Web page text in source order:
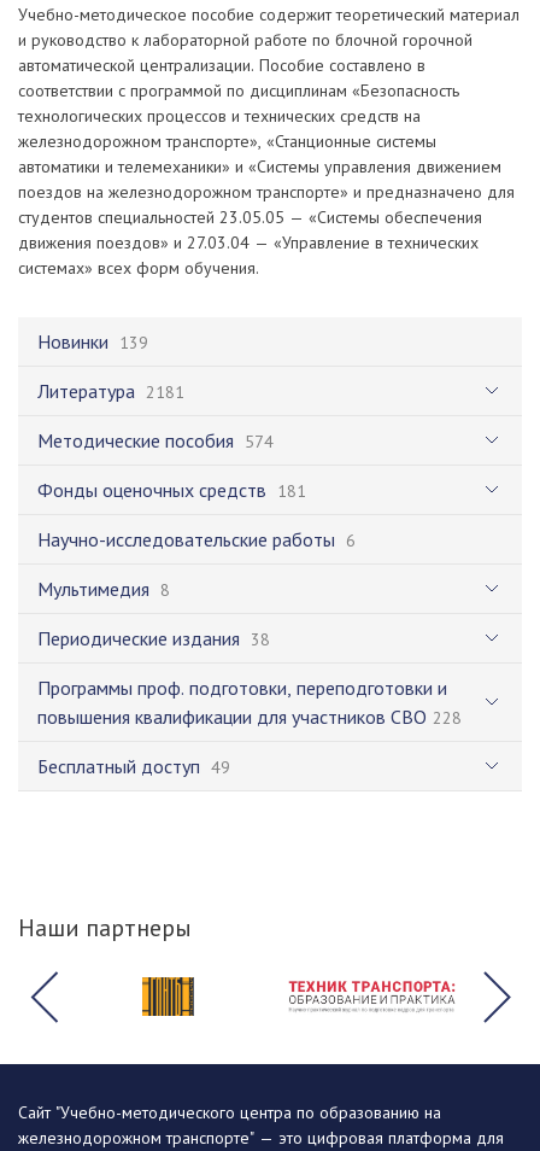
Новинки 139
Литература 2181
Методические пособия 574
Фонды оценочных средств 181
Научно-исследовательские работы 6
Мультимедия 8
Периодические издания 38
Программы проф. подготовки, переподготовки и
повышения квалификации для участников СВО 228
Бесплатный доступ 49
Учебно-методическое пособие содержит теоретический материал
и руководство к лабораторной работе по блочной горочной
автоматической централизации. Пособие составлено в
соответствии с программой по дисциплинам «Безопасность
технологических процессов и технических средств на
железнодорожном транспорте», «Станционные системы
автоматики и телемеханики» и «Системы управления движением
поездов на железнодорожном транспорте» и предназначено для
студентов специальностей 23.05.05 — «Системы обеспечения
движения поездов» и 27.03.04 — «Управление в технических
системах» всех форм обучения.
Наши партнеры
Сайт "Учебно-методического центра по образованию на
железнодорожном транспорте" — это цифровая платформа для